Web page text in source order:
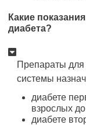
Какие
диабета?
Препараты для
системы
диабете
взрослых
диабете